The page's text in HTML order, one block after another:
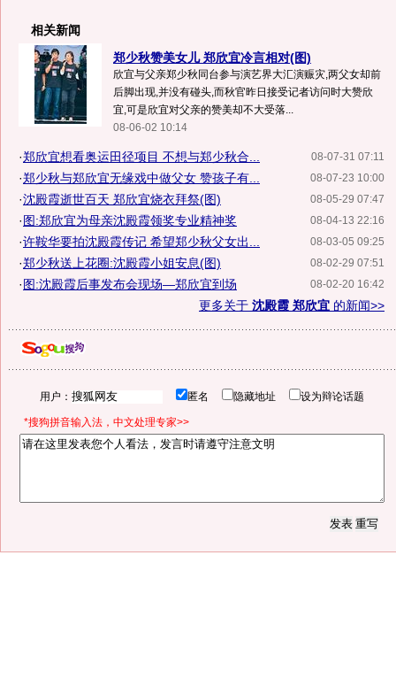
相关新闻
郑少秋赞美女儿 郑欣宜冷言相对(图)
欣宜与父亲郑少秋同台参与演艺界大汇演赈灾,两父女却前
后脚出现,并没有碰头,而秋官昨日接受记者访问时大赞欣
宜,可是欣宜对父亲的赞美却不大受落...
08-06-02 10:14
08-07-31 07:11
·郑欣宜想看奥运田径项目 不想与郑少秋合...
08-07-23 10:00
·郑少秋与郑欣宜无缘戏中做父女 赞孩子有...
08-05-29 07:47
·沈殿霞逝世百天 郑欣宜烧衣拜祭(图)
08-04-13 22:16
·图:郑欣宜为母亲沈殿霞领奖专业精神奖
08-03-05 09:25
·许鞍华要拍沈殿霞传记 希望郑少秋父女出...
08-02-29 07:51
·郑少秋送上花圈:沈殿霞小姐安息(图)
08-02-20 16:42
·图:沈殿霞后事发布会现场—郑欣宜到场
更多关于 沈殿霞 郑欣宜 的新闻>>
用户： 匿名 隐藏地址 设为辩论话题
*搜狗拼音输入法，中文处理专家>>